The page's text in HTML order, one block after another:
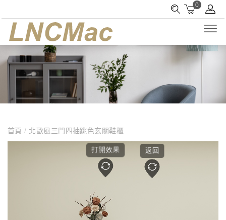
0
首頁/ 北歐風三門四抽跳色玄關鞋櫃